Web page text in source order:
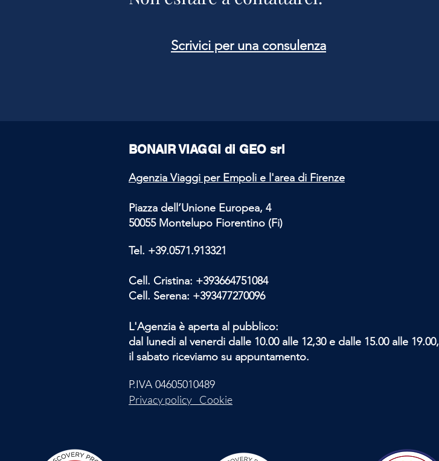
Scrivici per una consulenza
BONAIR VIAGGI di GEO srl
Agenzia Viaggi per Empoli e l'area di Firenze
Piazza dell’Unione Europea, 4
50055 Montelupo Fiorentino (Fi)
Tel. +39.0571.913321
Cell. Cristina: +393664751084
Cell. Serena: +393477270096
L'Agenzia è aperta al pubblico:
dal lunedi al venerdi dalle 10.00 alle 12,30 e dalle 15.00 alle 19.00,
il sabato riceviamo su appuntamento.
P.IVA 04605010489
Privacy policy Cookie